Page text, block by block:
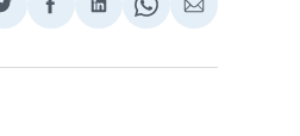
Compartilhar
Twitter
Compartilhar
Facebook
Compartilhar
LinkedIn
Share
WhatsApp
Compartilhar
Email